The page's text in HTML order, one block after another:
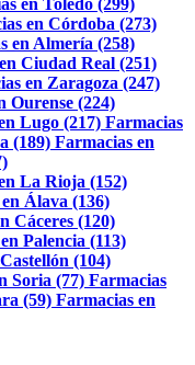
en Toledo (299)
en Córdoba (273)
en Almería (258)
Ciudad Real (251)
en Zaragoza (247)
Ourense (224)
Lugo (217) Farmacias
(189) Farmacias en
La Rioja (152)
Álava (136)
Cáceres (120)
Palencia (113)
(104)
Soria (77) Farmacias
(59) Farmacias en